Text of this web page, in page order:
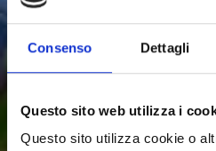
Consenso Dettagli
Questo sito web utilizza i
Questo sito utilizza cookie o